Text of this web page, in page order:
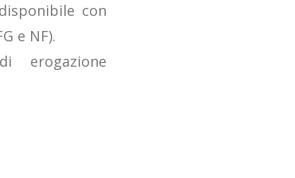
con
e NF).
erogazione